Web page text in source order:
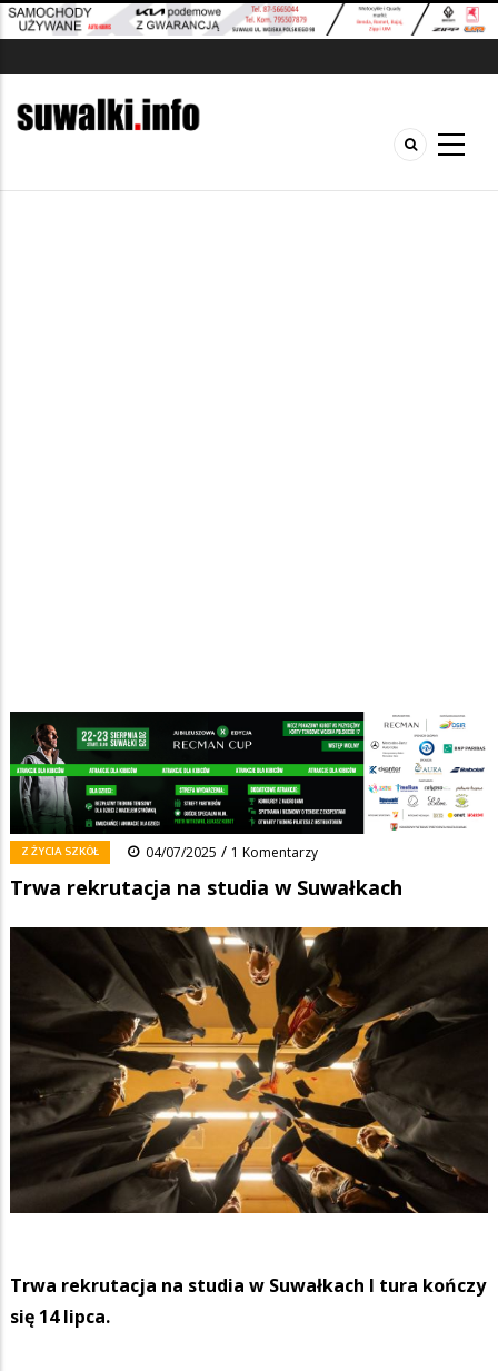
Ścieżka
nawigacyjna
Strona główna/Wiadomości/Z życia szkół/
Trwa rekrutacja na studia w Suwałkach
FacebookPinterestTumblr Reddit Share
Z ŻYCIA SZKÓŁ 04/07/2025 / 1 Komentarzy
Trwa rekrutacja na studia w Suwałkach
Trwa rekrutacja na studia w Suwałkach I tura kończy
się 14 lipca.